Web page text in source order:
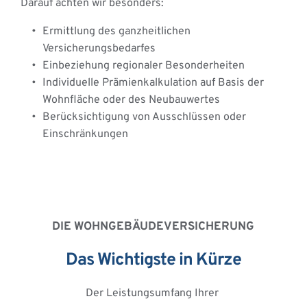
Darauf achten wir besonders:
Ermittlung des ganzheitlichen
Versicherungsbedarfes
Einbeziehung regionaler Besonderheiten
Individuelle Prämienkalkulation auf Basis der
Wohnfläche oder des Neubauwertes
Berücksichtigung von Ausschlüssen oder
Einschränkungen
DIE WOHNGEBÄUDEVERSICHERUNG
Das Wichtigste in Kürze
Der Leistungsumfang Ihrer